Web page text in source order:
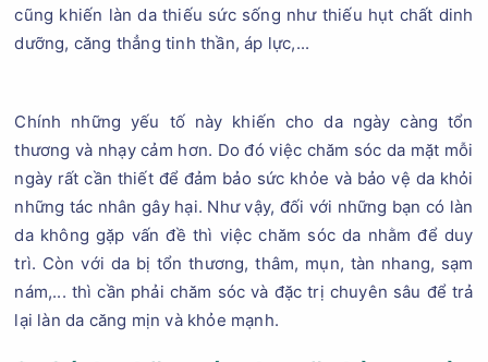
cũng khiến làn da thiếu sức sống như thiếu hụt chất dinh
dưỡng, căng thẳng tinh thần, áp lực,...
Chính những yếu tố này khiến cho da ngày càng tổn
thương và nhạy cảm hơn. Do đó việc chăm sóc da mặt mỗi
ngày rất cần thiết để đảm bảo sức khỏe và bảo vệ da khỏi
những tác nhân gây hại. Như vậy, đối với những bạn có làn
da không gặp vấn đề thì việc chăm sóc da nhằm để duy
trì. Còn với da bị tổn thương, thâm, mụn, tàn nhang, sạm
nám,... thì cần phải chăm sóc và đặc trị chuyên sâu để trả
lại làn da căng mịn và khỏe mạnh.